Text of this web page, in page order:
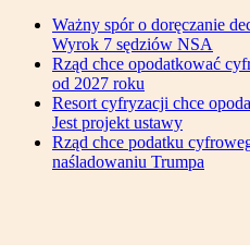
Ważny spór o doręczanie
Wyrok 7 sędziów NSA
Rząd chce opodatkować
od 2027 roku
Resort cyfryzacji chce
Jest projekt ustawy
Rząd chce podatku
naśladowaniu Trumpa